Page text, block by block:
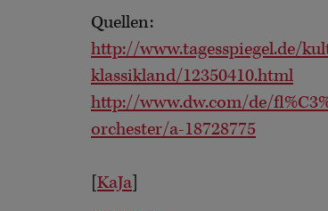
Quellen:
http://www.tagesspiegel.de/
klassikland/12350410.html
http://www.dw.com/de/
orchester/a-18728775
KaJa